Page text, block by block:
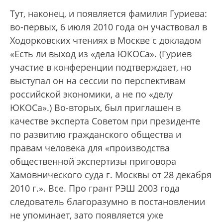
Тут, наконец, и появляется фамилия Гуриева:
во-первых, 6 июля 2010 года он участвовал в
Ходорковских чтениях в Москве с докладом
«Есть ли выход из «дела ЮКОСа». (Гуриев
участие в конференции подтверждает, но
выступал он на сессии по перспективам
российской экономики, а не по «делу
ЮКОСа».) Во-вторых, был приглашен в
качестве эксперта Советом при президенте
по развитию гражданского общества и
правам человека для «производства
общественной экспертизы приговора
Хамовнического суда г. Москвы от 28 декабря
2010 г.». Все. Про грант РЭШ 2003 года
следователь благоразумно в постановлении
не упоминает, зато появляется уже